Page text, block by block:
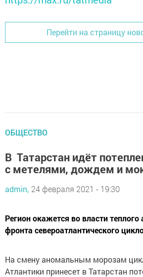
Перейти на страницу
ОБЩЕСТВО
В Татарстан идёт
с метелями, дождем и
admin, 24 февраля 2021 - 19:30
Регион окажется во власти
фронта североатлантического
На смену аномальным морозам
Атлантики принесет в Татарстан